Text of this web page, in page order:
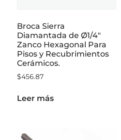
Broca Sierra
Diamantada de Ø1/4″
Zanco Hexagonal Para
Pisos y Recubrimientos
Cerámicos.
$456.87
Leer más